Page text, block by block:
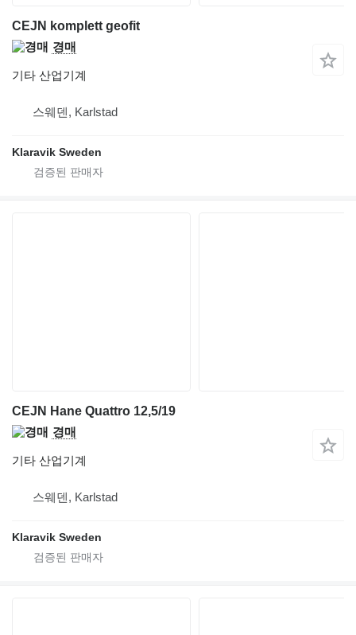
CEJN komplett geofit
경매
기타 산업기계
스웨덴, Karlstad
Klaravik Sweden
CEJN Hane Quattro 12,5/19
경매
기타 산업기계
스웨덴, Karlstad
Klaravik Sweden